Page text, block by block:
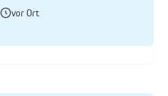
vor Ort